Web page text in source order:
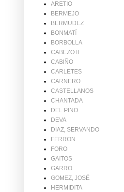
ARETIO
BERMEJO
BERMUDEZ
BONMATÍ
BORBOLLA
CABEZO II
CABIÑO
CARLETES
CARNERO
CASTELLANOS
CHANTADA
DEL PINO
DEVA
DIAZ, SERVANDO
FERRON
FORO
GAITOS
GARRO
GOMEZ, JOSÉ
HERMIDITA